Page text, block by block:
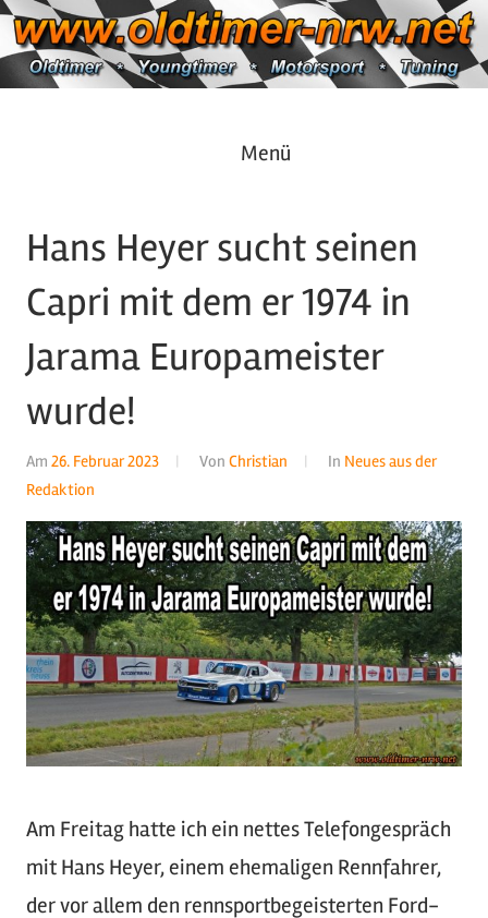
Zum
Inhalt
springen
https://oldtimer-
Motorsport
Tuning
Menü
Hans Heyer sucht seinen
Capri mit dem er 1974 in
Jarama Europameister
wurde!
Am 26. Februar 2023 Von Christian In Neues aus der
Redaktion
Am Freitag hatte ich ein nettes Telefongespräch
mit Hans Heyer, einem ehemaligen Rennfahrer,
der vor allem den rennsportbegeisterten Ford-